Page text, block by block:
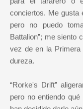
conciertos. Me gusta
pero no puedo
Battalion”; me siento
vez de en la
dureza.
“Rorke's Drift”
pero no entiendo